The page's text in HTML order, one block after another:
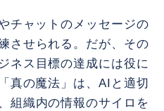
チャットのメッセージの
させられる。だが、その
ネス目標の達成には役に
真の魔法」は、AIと適切
組織内の情報のサイロを